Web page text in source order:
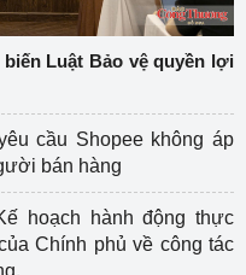
Luật Bảo vệ quyền lợi
cầu Shopee không áp
bán hàng
hoạch hành động thực
Chính phủ về công tác